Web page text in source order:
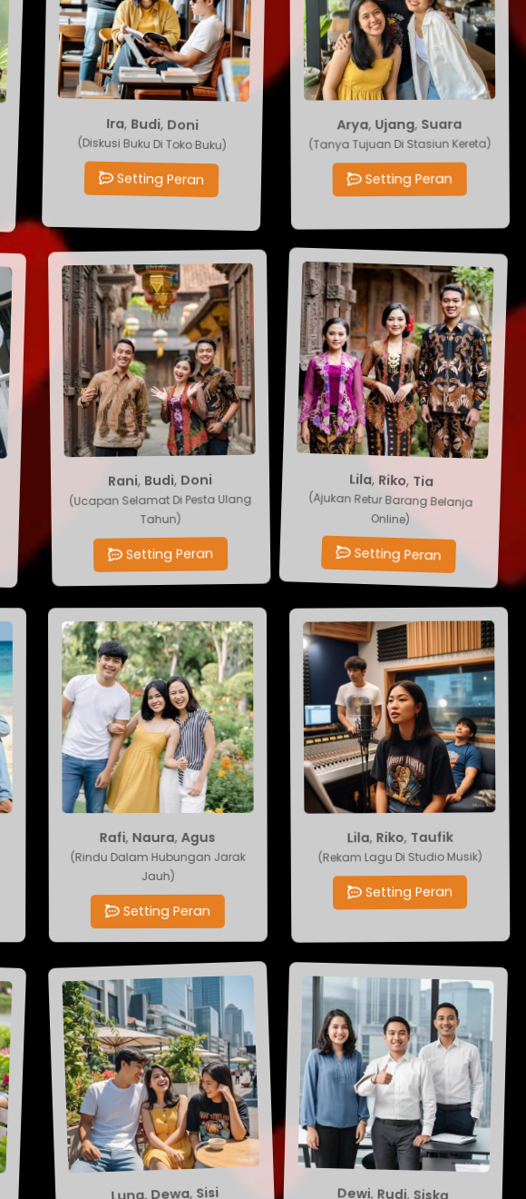
Ira ,Budi ,Doni
(Diskusi Buku Di Toko Buku)
Setting Peran
Arya,Ujang,Suara
(Tanya Tujuan Di Stasiun Kereta)
Setting Peran
Rani,Budi,Doni
(Ucapan Selamat Di Pesta Ulang
Tahun)
Setting Peran
Lila,Riko,Tia
(Ajukan Retur Barang Belanja
Online)
Setting Peran
Rafi,Naura,Agus
(Rindu Dalam Hubungan Jarak
Jauh)
Setting Peran
Lila ,Riko ,Taufik
(Rekam Lagu Di Studio Musik)
Setting Peran
Luna,Dewa, Dewi ,Rudi ,Siska